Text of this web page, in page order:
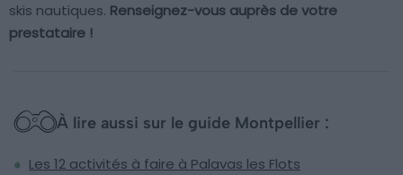
skis nautiques. Renseignez-vous auprès de votre
prestataire !
À lire aussi sur le guide Montpellier :
Les 12 activités à faire à Palavas les Flots